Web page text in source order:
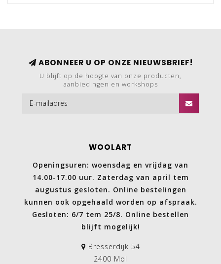
ABONNEER U OP ONZE NIEUWSBRIEF!
U blijft op de hoogte van onze producten,
aanbiedingen en workshops
WOOLART
Openingsuren: woensdag en vrijdag van
14.00-17.00 uur. Zaterdag van april tem
augustus gesloten. Online bestelingen
kunnen ook opgehaald worden op afspraak.
Gesloten: 6/7 tem 25/8. Online bestellen
blijft mogelijk!
Bresserdijk 54
2400 Mol